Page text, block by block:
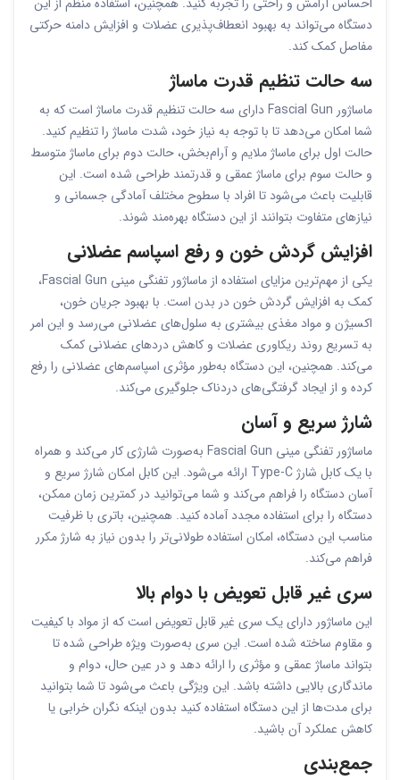
احساس آرامش و راحتی را تجربه کنید. همچنین، استفاده منظم از این
دستگاه می‌تواند به بهبود انعطاف‌پذیری عضلات و افزایش دامنه حرکتی
مفاصل کمک کند.
سه حالت تنظیم قدرت ماساژ
ماساژور Fascial Gun دارای سه حالت تنظیم قدرت ماساژ است که به
شما امکان می‌دهد تا با توجه به نیاز خود، شدت ماساژ را تنظیم کنید.
حالت اول برای ماساژ ملایم و آرام‌بخش، حالت دوم برای ماساژ متوسط
و حالت سوم برای ماساژ عمقی و قدرتمند طراحی شده است. این
قابلیت باعث می‌شود تا افراد با سطوح مختلف آمادگی جسمانی و
نیازهای متفاوت بتوانند از این دستگاه بهره‌مند شوند.
افزایش گردش خون و رفع اسپاسم عضلانی
یکی از مهم‌ترین مزایای استفاده از ماساژور تفنگی مینی Fascial Gun،
کمک به افزایش گردش خون در بدن است. با بهبود جریان خون،
اکسیژن و مواد مغذی بیشتری به سلول‌های عضلانی می‌رسد و این امر
به تسریع روند ریکاوری عضلات و کاهش دردهای عضلانی کمک
می‌کند. همچنین، این دستگاه به‌طور مؤثری اسپاسم‌های عضلانی را رفع
کرده و از ایجاد گرفتگی‌های دردناک جلوگیری می‌کند.
شارژ سریع و آسان
ماساژور تفنگی مینی Fascial Gun به‌صورت شارژی کار می‌کند و همراه
با یک کابل شارژ Type-C ارائه می‌شود. این کابل امکان شارژ سریع و
آسان دستگاه را فراهم می‌کند و شما می‌توانید در کمترین زمان ممکن،
دستگاه را برای استفاده مجدد آماده کنید. همچنین، باتری با ظرفیت
مناسب این دستگاه، امکان استفاده طولانی‌تر را بدون نیاز به شارژ مکرر
فراهم می‌کند.
سری غیر قابل تعویض با دوام بالا
این ماساژور دارای یک سری غیر قابل تعویض است که از مواد با کیفیت
و مقاوم ساخته شده است. این سری به‌صورت ویژه طراحی شده تا
بتواند ماساژ عمقی و مؤثری را ارائه دهد و در عین حال، دوام و
ماندگاری بالایی داشته باشد. این ویژگی باعث می‌شود تا شما بتوانید
برای مدت‌ها از این دستگاه استفاده کنید بدون اینکه نگران خرابی یا
کاهش عملکرد آن باشید.
جمع‌بندی